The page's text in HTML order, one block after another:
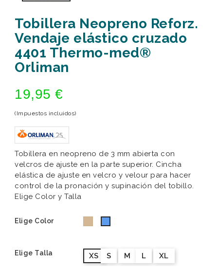
Tobillera Neopreno Reforz.
Vendaje elástico cruzado
4401 Thermo-med®
Orliman
19,95 €
(Impuestos incluidos)
Tobillera en neopreno de 3 mm abierta con
velcros de ajuste en la parte superior. Cincha
elástica de ajuste en velcro y velour para hacer
control de la pronación y supinación del tobillo.
Elige Color y Talla
Elige Color
Elige Talla XS S M L XL